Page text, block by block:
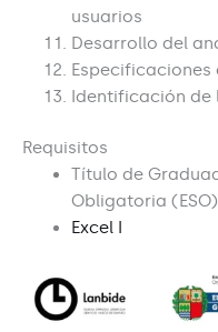
usuarios
Desarrollo del
Especificaciones
Identificación de
Requisitos
Título de
Obligatoria
Excel I